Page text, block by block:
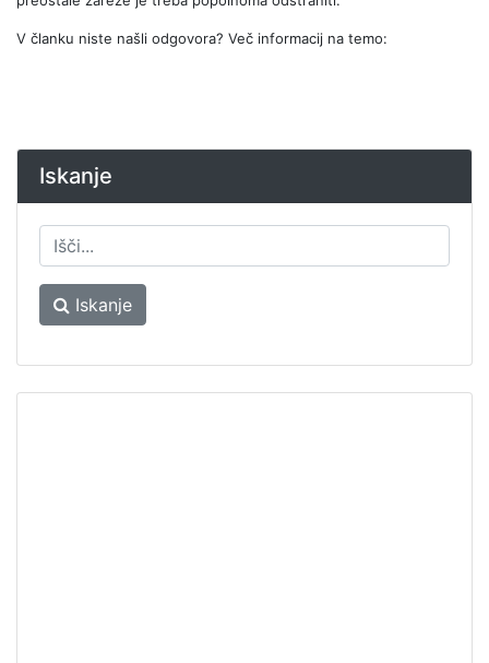
V članku niste našli odgovora? Več informacij na temo:
Iskanje
Iskanje